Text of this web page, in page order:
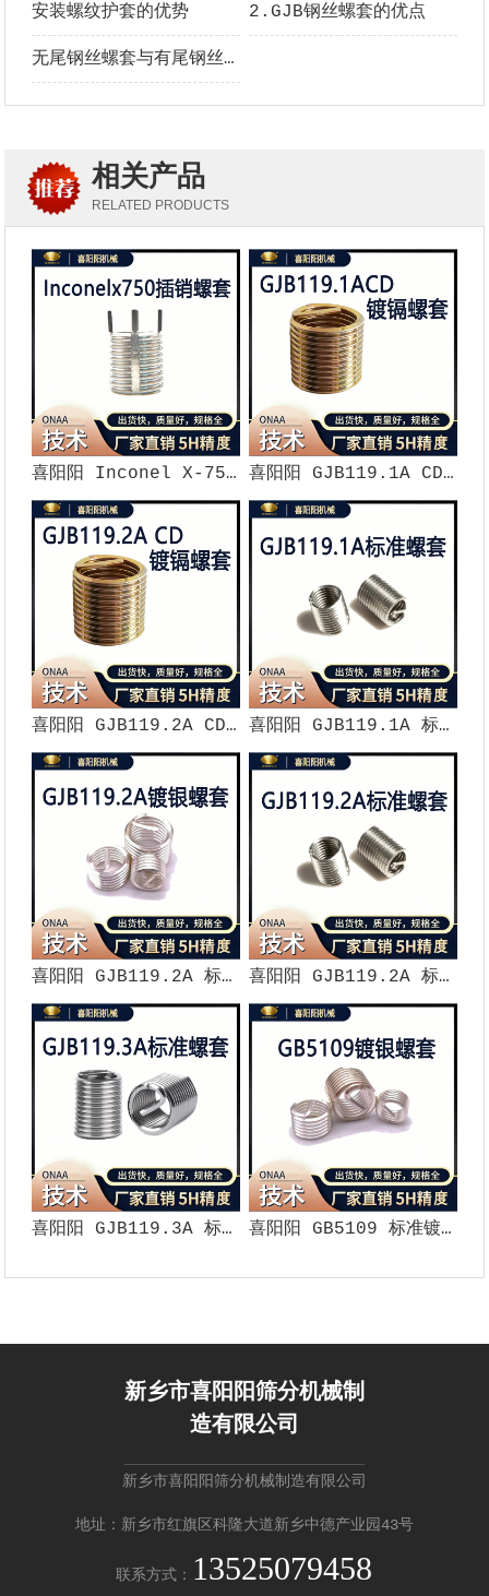
安装螺纹护套的优势 2.GJB钢丝螺套的优点
无尾钢丝螺套与有尾钢丝螺套的区别
相关产品
RELATED PRODUCTS
喜阳阳 Inconel X-750 高温合金插销螺套（5H 精度） 喜阳阳 GJB119.1A CD 标准镀镉钢丝螺套（5H 精度）
喜阳阳 GJB119.2A CD 标准镀镉钢丝螺套（5H 精度） 喜阳阳 GJB119.1A 标准钢丝螺套（5H 精度）
喜阳阳 GJB119.2A 标准镀银钢丝螺套（5H 精度） 喜阳阳 GJB119.2A 标准钢丝螺套（5H 精度）
喜阳阳 GJB119.3A 标准钢丝螺套（5H 精度） 喜阳阳 GB5109 标准镀银钢丝螺套（5H 精度）
新乡市喜阳阳筛分机械制
造有限公司
新乡市喜阳阳筛分机械制造有限公司
地址：新乡市红旗区科隆大道新乡中德产业园43号
联系方式： 13525079458